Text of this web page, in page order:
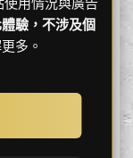
驗，不涉及個
多。